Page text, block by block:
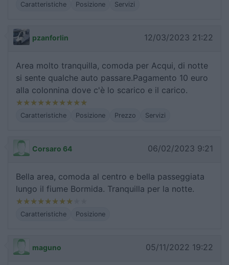
Caratteristiche Posizione Servizi
pzanforlin 12/03/2023 21:22
Area molto tranquilla, comoda per Acqui, di notte
si sente qualche auto passare.Pagamento 10 euro
alla colonnina dove c'è lo scarico e il carico.
Caratteristiche Posizione Prezzo Servizi
Corsaro 64 06/02/2023 9:21
Bella area, comoda al centro e bella passeggiata
lungo il fiume Bormida. Tranquilla per la notte.
Caratteristiche Posizione
maguno 05/11/2022 19:22